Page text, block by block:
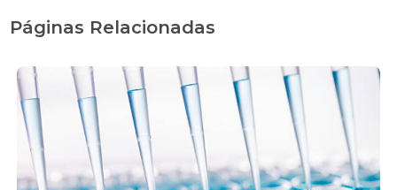
Páginas Relacionadas